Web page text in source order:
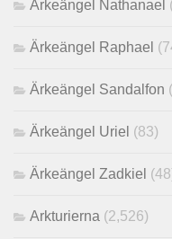
Ärkeängel Nathanael
Ärkeängel Raphael
Ärkeängel Sandalfon
Ärkeängel Uriel (83)
Ärkeängel Zadkiel
Arkturierna (2,526)